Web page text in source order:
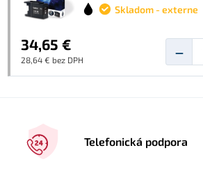
Skladom - externe
34,65 €
28,64 € bez DPH −
Telefonická podpora